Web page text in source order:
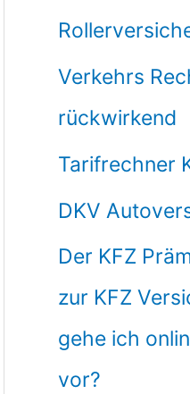
Verkehrs
rückwirkend
Tarifrechner
DKV
Der KFZ
zur KFZ
gehe ich
vor?